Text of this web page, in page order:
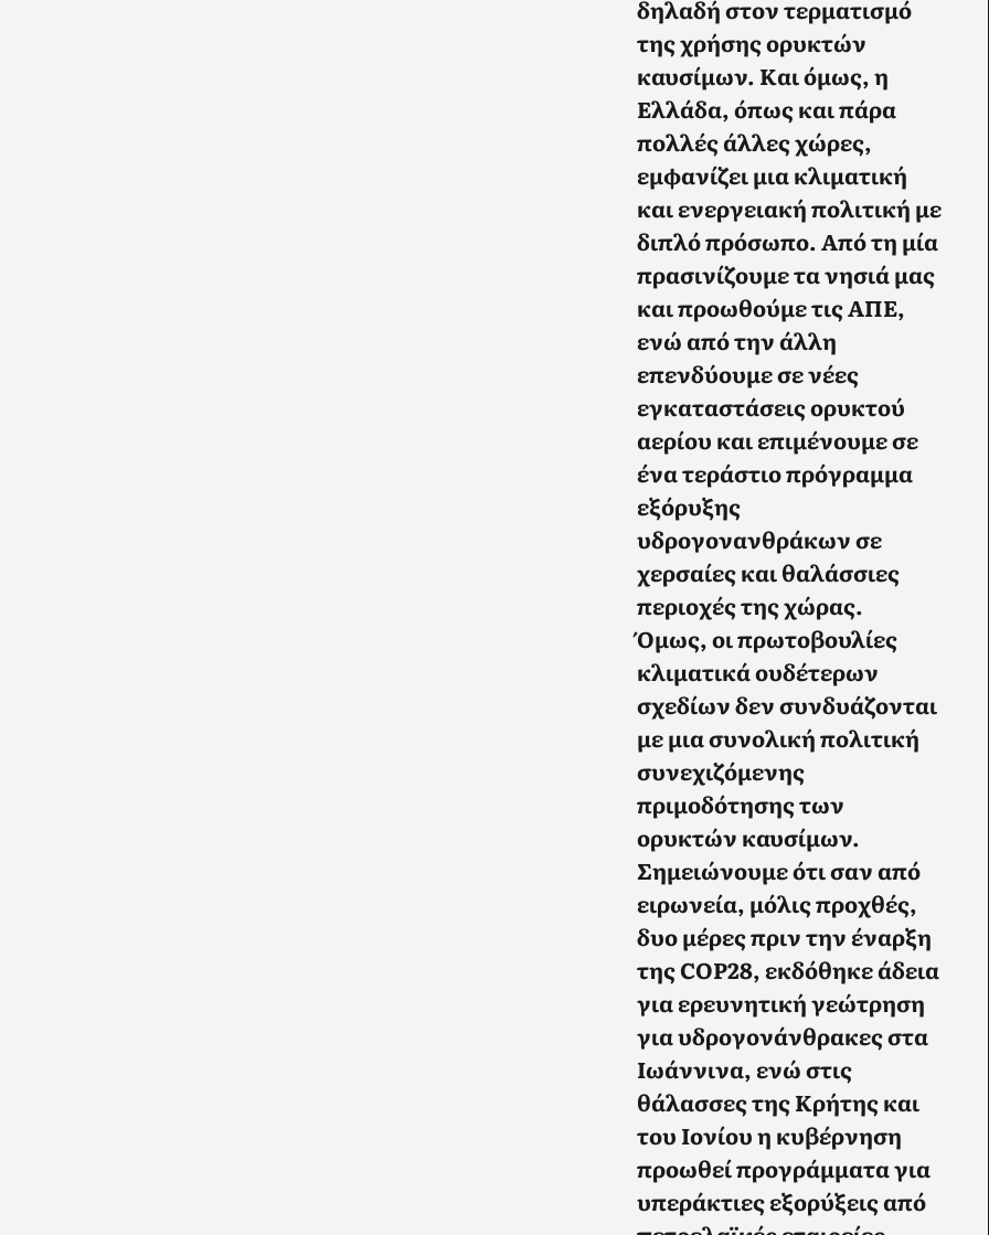
δηλαδή στον τερματισμό
της χρήσης ορυκτών
καυσίμων. Και όμως,η
Ελλάδα, όπως και πάρα
πολλές άλλες χώρες,
εμφανίζει μια κλιματική
και ενεργειακή πολιτική με
διπλό πρόσωπο. Από τη μία
πρασινίζουμε τα νησιά μας
και προωθούμε τις ΑΠΕ,
ενώ από την άλλη
επενδύουμε σε νέες
εγκαταστάσεις ορυκτού
αερίου και επιμένουμε σε
ένα τεράστιο πρόγραμμα
εξόρυξης
υδρογονανθράκων σε
χερσαίες και θαλάσσιες
περιοχές της χώρας.
Όμως,οι πρωτοβουλίες
κλιματικά ουδέτερων
σχεδίων δεν συνδυάζονται
με μια συνολική πολιτική
συνεχιζόμενης
πριμοδότησης των
ορυκτών καυσίμων.
Σημειώνουμε ότι σαν από
ειρωνεία, μόλις προχθές,
δυο μέρες πριν την έναρξη
της COP28, εκδόθηκε άδεια
για ερευνητική γεώτρηση
για υδρογονάνθρακες στα
Ιωάννινα, ενώ στις
θάλασσες της Κρήτης και
του Ιονίου η κυβέρνηση
προωθεί προγράμματα για
υπεράκτιες εξορύξεις από